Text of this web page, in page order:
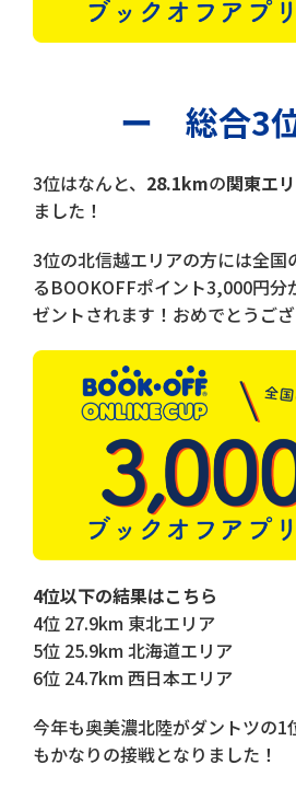
ー 総合3
3位はなんと、 28.1kmの関東エ
ました！
3位の北信越エリアの方には全国
るBOOKOFFポイント3,000円分
ゼントされます！おめでとうござ
4位以下の結果はこちら
4位 27.9km 東北エリア
5位 25.9km 北海道エリア
6位 24.7km 西日本エリア
今年も奥美濃北陸がダントツの1
もかなりの接戦となりました！